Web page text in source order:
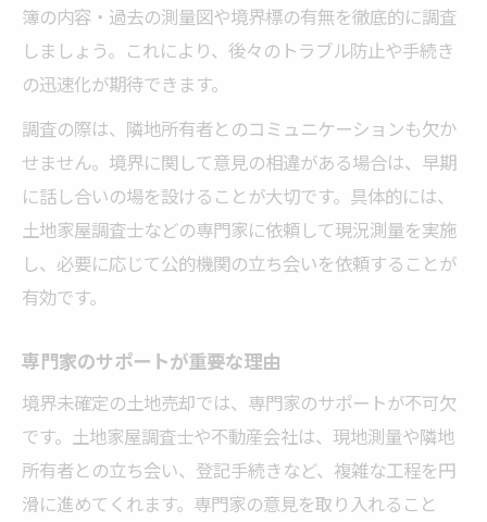
簿の内容・過去の測量図や境界標の有無を徹底的に調査
しましょう。これにより、後々のトラブル防止や手続き
の迅速化が期待できます。
調査の際は、隣地所有者とのコミュニケーションも欠か
せません。境界に関して意見の相違がある場合は、早期
に話し合いの場を設けることが大切です。具体的には、
土地家屋調査士などの専門家に依頼して現況測量を実施
し、必要に応じて公的機関の立ち会いを依頼することが
有効です。
専門家のサポートが重要な理由
境界未確定の土地売却では、専門家のサポートが不可欠
です。土地家屋調査士や不動産会社は、現地測量や隣地
所有者との立ち会い、登記手続きなど、複雑な工程を円
滑に進めてくれます。専門家の意見を取り入れること